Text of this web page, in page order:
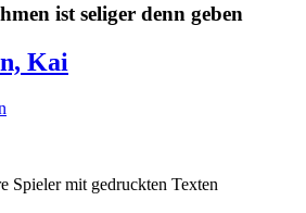
ist seliger denn geben
Kai
Spieler mit gedruckten Texten